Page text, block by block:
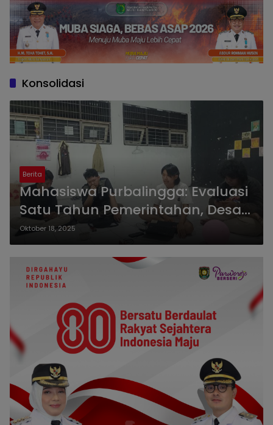
Konsolidasi
Berita
Mahasiswa Purbalingga: Evaluasi
Satu Tahun Pemerintahan, Desak
Pemerintah Tepati Janji
Oktober 18, 2025